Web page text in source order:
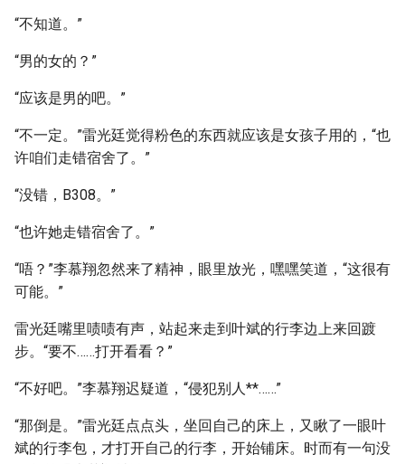
“不知道。”
“男的女的？”
“应该是男的吧。”
“不一定。”雷光廷觉得粉色的东西就应该是女孩子用的，“也
许咱们走错宿舍了。”
“没错，B308。”
“也许她走错宿舍了。”
“唔？”李慕翔忽然来了精神，眼里放光，嘿嘿笑道，“这很有
可能。”
雷光廷嘴里啧啧有声，站起来走到叶斌的行李边上来回踱
步。“要不……打开看看？”
“不好吧。”李慕翔迟疑道，“侵犯别人**……”
“那倒是。”雷光廷点点头，坐回自己的床上，又瞅了一眼叶
斌的行李包，才打开自己的行李，开始铺床。时而有一句没